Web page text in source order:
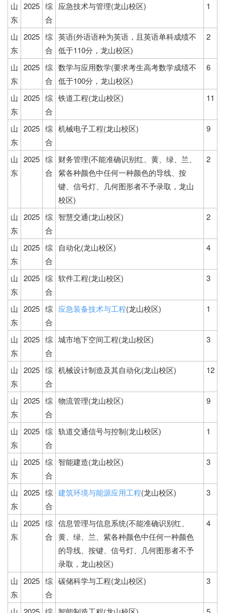
山
东
2025 综
合
应急技术与管理(龙山校区) 1
山
东
2025 综
合
英语(外语语种为英语，且英语单科成绩不
低于110分，龙山校区)
2
山
东
2025 综
合
数学与应用数学(要求考生高考数学成绩不
低于100分，龙山校区)
6
山
东
2025 综
合
铁道工程(龙山校区) 11
山
东
2025 综
合
机械电子工程(龙山校区) 9
山
东
2025 综
合
财务管理(不能准确识别红、黄、绿、兰、
紫各种颜色中任何一种颜色的导线、按
键、信号灯、几何图形者不予录取，龙山
校区)
2
山
东
2025 综
合
智慧交通(龙山校区) 2
山
东
2025 综
合
自动化(龙山校区) 4
山
东
2025 综
合
软件工程(龙山校区) 3
山
东
2025 综
合
应急装备技术与工程(龙山校区) 1
山
东
2025 综
合
城市地下空间工程(龙山校区) 3
山
东
2025 综
合
机械设计制造及其自动化(龙山校区) 12
山
东
2025 综
合
物流管理(龙山校区) 9
山
东
2025 综
合
轨道交通信号与控制(龙山校区) 1
山
东
2025 综
合
智能建造(龙山校区) 3
山
东
2025 综
合
建筑环境与能源应用工程(龙山校区) 3
山
东
2025 综
合
信息管理与信息系统(不能准确识别红、
黄、绿、兰、紫各种颜色中任何一种颜色
的导线、按键、信号灯、几何图形者不予
录取，龙山校区)
4
山
东
2025 综
合
碳储科学与工程(龙山校区) 3